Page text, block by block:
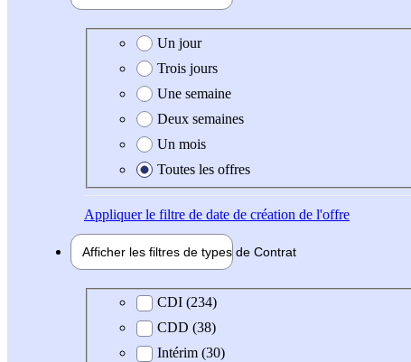
Date de création de l'offre
Un jour
Trois jours
Une semaine
Deux semaines
Un mois
Toutes les offres
Appliquerle filtre de date de création de l'offre
Afficher les filtres de types de Contrat
Type de contratCDI (234)
CDD (38)
Intérim (30)